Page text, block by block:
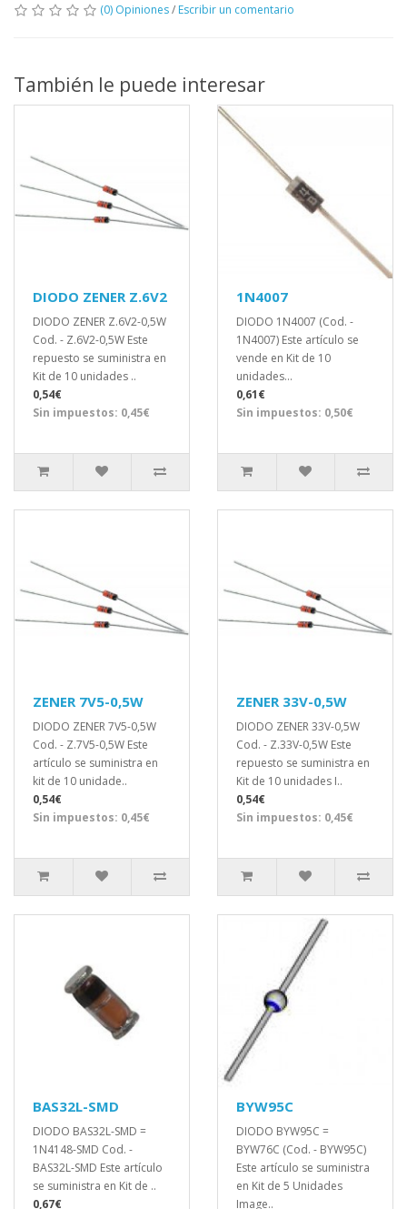
(0) Opiniones/ Escribir un comentario
También le puede interesar
DIODO ZENER Z.6V2
DIODO ZENER Z.6V2-0,5W
Cod. - Z.6V2-0,5W Este
repuesto se suministra en
Kit de 10 unidades ..
0,54€
Sin impuestos: 0,45€
1N4007
DIODO 1N4007 (Cod. -
1N4007) Este artículo se
vende en Kit de 10
unidades...
0,61€
Sin impuestos: 0,50€
ZENER 7V5-0,5W
DIODO ZENER 7V5-0,5W
Cod. - Z.7V5-0,5W Este
artículo se suministra en
kit de 10 unidade..
0,54€
Sin impuestos: 0,45€
ZENER 33V-0,5W
DIODO ZENER 33V-0,5W
Cod. - Z.33V-0,5W Este
repuesto se suministra en
Kit de 10 unidades I..
0,54€
Sin impuestos: 0,45€
BAS32L-SMD
DIODO BAS32L-SMD =
1N4148-SMD Cod. -
BAS32L-SMD Este artículo
se suministra en Kit de ..
0,67€
BYW95C
DIODO BYW95C =
BYW76C (Cod. - BYW95C)
Este artículo se suministra
en Kit de 5 Unidades
Image..